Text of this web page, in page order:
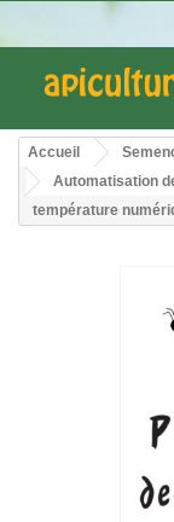
Accueil
Automatisation
température